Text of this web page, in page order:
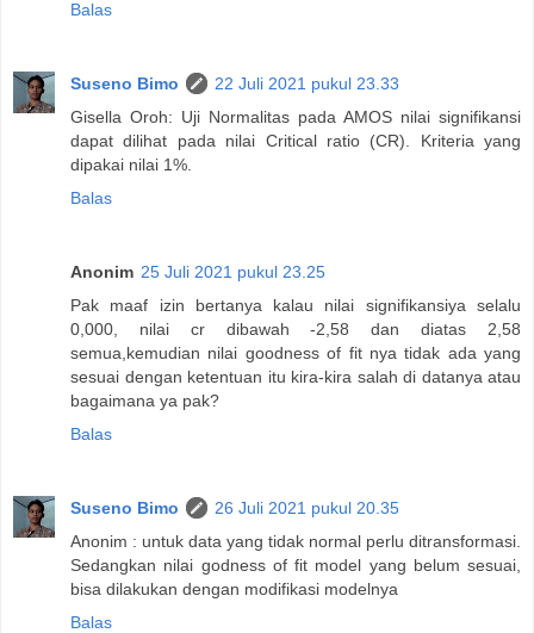
Balas
Suseno Bimo
22 Juli 2021 pukul 23.33
Gisella Oroh: Uji Normalitas pada AMOS nilai signifikansi
dapat dilihat pada nilai Critical ratio (CR). Kriteria yang
dipakai nilai 1%.
Balas
Anonim 25 Juli 2021 pukul 23.25
Pak maaf izin bertanya kalau nilai signifikansiya selalu
0,000, nilai cr dibawah -2,58 dan diatas 2,58
semua,kemudian nilai goodness of fit nya tidak ada yang
sesuai dengan ketentuan itu kira-kira salah di datanya atau
bagaimana ya pak?
Balas
Suseno Bimo
26 Juli 2021 pukul 20.35
Anonim : untuk data yang tidak normal perlu ditransformasi.
Sedangkan nilai godness of fit model yang belum sesuai,
bisa dilakukan dengan modifikasi modelnya
Balas